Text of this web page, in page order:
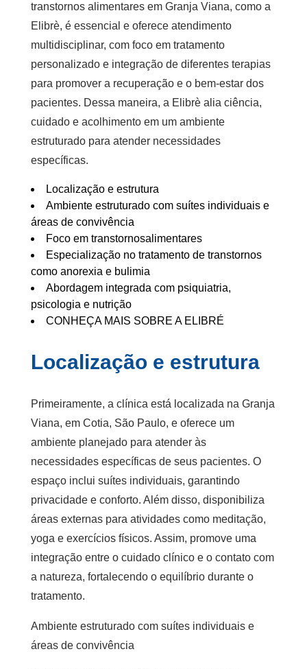
transtornos alimentares em Granja Viana, como a
Elibrè, é essencial e oferece atendimento
multidisciplinar, com foco em tratamento
personalizado e integração de diferentes terapias
para promover a recuperação e o bem-estar dos
pacientes. Dessa maneira, a Elibrè alia ciência,
cuidado e acolhimento em um ambiente
estruturado para atender necessidades
específicas.
Localização e estrutura
Ambiente estruturado com suítes individuais e
áreas de convivência
Foco em transtornosalimentares
Especialização no tratamento de transtornos
como anorexia e bulimia
Abordagem integrada com psiquiatria,
psicologia e nutrição
CONHEÇA MAIS SOBRE A ELIBRÉ
Localização e estrutura
Primeiramente, a clínica está localizada na Granja
Viana, em Cotia, São Paulo, e oferece um
ambiente planejado para atender às
necessidades específicas de seus pacientes. O
espaço inclui suítes individuais, garantindo
privacidade e conforto. Além disso, disponibiliza
áreas externas para atividades como meditação,
yoga e exercícios físicos. Assim, promove uma
integração entre o cuidado clínico e o contato com
a natureza, fortalecendo o equilíbrio durante o
tratamento.
Ambiente estruturado com suítes individuais e
áreas de convivência